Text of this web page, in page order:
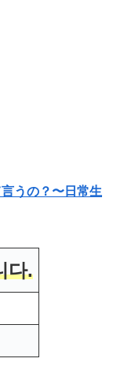
うの？〜日常生
다.